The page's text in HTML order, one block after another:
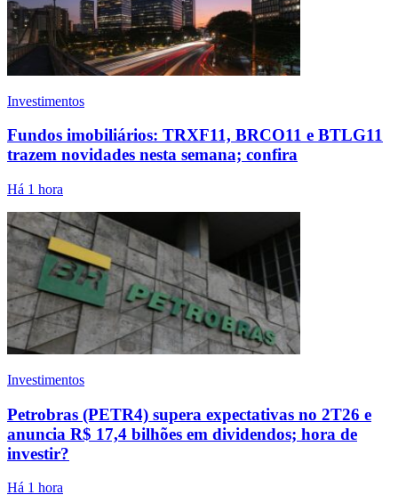
Investimentos
Fundos imobiliários: TRXF11, BRCO11 e BTLG11
trazem novidades nesta semana; confira
Há 1 hora
Investimentos
Petrobras (PETR4) supera expectativas no 2T26 e
anuncia R$ 17,4 bilhões em dividendos; hora de
investir?
Há 1 hora